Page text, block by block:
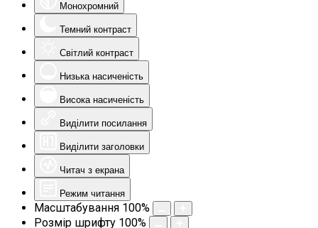
Монохромний
Темний контраст
Світлий контраст
Низька насиченість
Висока насиченість
Виділити посилання
Виділити заголовки
Читач з екрана
Режим читання
Масштабування 100%
Розмір шрифту 100%